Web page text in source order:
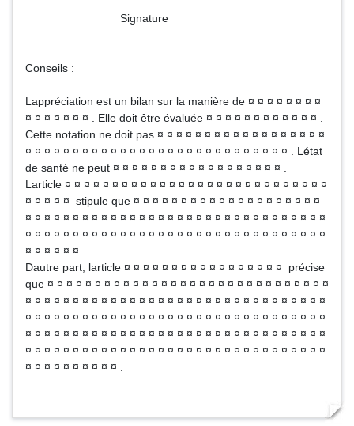
Signature
Conseils :
Lappréciation est un bilan sur la manière de ¤ ¤ ¤ ¤ ¤ ¤ ¤ ¤
¤ ¤ ¤ ¤ ¤ ¤ ¤ . Elle doit être évaluée ¤ ¤ ¤ ¤ ¤ ¤ ¤ ¤ ¤ ¤ ¤ ¤ .
Cette notation ne doit pas ¤ ¤ ¤ ¤ ¤ ¤ ¤ ¤ ¤ ¤ ¤ ¤ ¤ ¤ ¤ ¤ ¤ ¤
¤ ¤ ¤ ¤ ¤ ¤ ¤ ¤ ¤ ¤ ¤ ¤ ¤ ¤ ¤ ¤ ¤ ¤ ¤ ¤ ¤ ¤ ¤ ¤ ¤ ¤ ¤ ¤ . Létat
de santé ne peut ¤ ¤ ¤ ¤ ¤ ¤ ¤ ¤ ¤ ¤ ¤ ¤ ¤ ¤ ¤ ¤ ¤ ¤ .
Larticle ¤ ¤ ¤ ¤ ¤ ¤ ¤ ¤ ¤ ¤ ¤ ¤ ¤ ¤ ¤ ¤ ¤ ¤ ¤ ¤ ¤ ¤ ¤ ¤ ¤ ¤ ¤ ¤
¤ ¤ ¤ ¤ ¤ stipule que ¤ ¤ ¤ ¤ ¤ ¤ ¤ ¤ ¤ ¤ ¤ ¤ ¤ ¤ ¤ ¤ ¤ ¤ ¤ ¤
¤ ¤ ¤ ¤ ¤ ¤ ¤ ¤ ¤ ¤ ¤ ¤ ¤ ¤ ¤ ¤ ¤ ¤ ¤ ¤ ¤ ¤ ¤ ¤ ¤ ¤ ¤ ¤ ¤ ¤ ¤ ¤
¤ ¤ ¤ ¤ ¤ ¤ ¤ ¤ ¤ ¤ ¤ ¤ ¤ ¤ ¤ ¤ ¤ ¤ ¤ ¤ ¤ ¤ ¤ ¤ ¤ ¤ ¤ ¤ ¤ ¤ ¤ ¤
¤ ¤ ¤ ¤ ¤ ¤ .
Dautre part, larticle ¤ ¤ ¤ ¤ ¤ ¤ ¤ ¤ ¤ ¤ ¤ ¤ ¤ ¤ ¤ ¤ ¤ précise
que ¤ ¤ ¤ ¤ ¤ ¤ ¤ ¤ ¤ ¤ ¤ ¤ ¤ ¤ ¤ ¤ ¤ ¤ ¤ ¤ ¤ ¤ ¤ ¤ ¤ ¤ ¤ ¤ ¤ ¤
¤ ¤ ¤ ¤ ¤ ¤ ¤ ¤ ¤ ¤ ¤ ¤ ¤ ¤ ¤ ¤ ¤ ¤ ¤ ¤ ¤ ¤ ¤ ¤ ¤ ¤ ¤ ¤ ¤ ¤ ¤ ¤
¤ ¤ ¤ ¤ ¤ ¤ ¤ ¤ ¤ ¤ ¤ ¤ ¤ ¤ ¤ ¤ ¤ ¤ ¤ ¤ ¤ ¤ ¤ ¤ ¤ ¤ ¤ ¤ ¤ ¤ ¤ ¤
¤ ¤ ¤ ¤ ¤ ¤ ¤ ¤ ¤ ¤ ¤ ¤ ¤ ¤ ¤ ¤ ¤ ¤ ¤ ¤ ¤ ¤ ¤ ¤ ¤ ¤ ¤ ¤ ¤ ¤ ¤ ¤
¤ ¤ ¤ ¤ ¤ ¤ ¤ ¤ ¤ ¤ ¤ ¤ ¤ ¤ ¤ ¤ ¤ ¤ ¤ ¤ ¤ ¤ ¤ ¤ ¤ ¤ ¤ ¤ ¤ ¤ ¤ ¤
¤ ¤ ¤ ¤ ¤ ¤ ¤ ¤ ¤ ¤ .